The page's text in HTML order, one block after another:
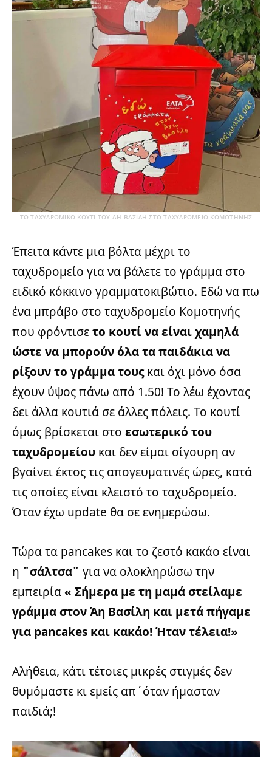
ΤΟ ΤΑΧΥΔΡΟΜΙΚΟ ΚΟΥΤΙ ΤΟΥ ΑΗ ΒΑΣΙΛΗ ΣΤΟ ΤΑΧΥΔΡΟΜΕΙΟ ΚΟΜΟΤΗΝΗΣ
Έπειτα κάντε μια βόλτα μέχρι το
ταχυδρομείο για να βάλετε το γράμμα στο
ειδικό κόκκινο γραμματοκιβώτιο. Εδώ να πω
ένα μπράβο στο ταχυδρομείο Κομοτηνής
που φρόντισετο κουτί να είναι χαμηλά
ώστε να μπορούν όλα τα παιδάκια να
ρίξουν το γράμμα τουςκαι όχι μόνο όσα
έχουν ύψος πάνω από 1.50! Το λέω έχοντας
δει άλλα κουτιά σε άλλες πόλεις. Το κουτί
όμως βρίσκεται στο εσωτερικό του
ταχυδρομείου και δεν είμαι σίγουρη αν
βγαίνει έκτος τις απογευματινές ώρες, κατά
τις οποίες είναι κλειστό το ταχυδρομείο.
Όταν έχω update θα σε ενημερώσω.
Τώρα τα pancakes και το ζεστό κακάο είναι
η ¨σάλτσα¨ για να ολοκληρώσω την
εμπειρία« Σήμερα με τη μαμά στείλαμε
γράμμα στον Άη Βασίλη και μετά πήγαμε
για pancakes και κακάο! Ήταν τέλεια!»
Αλήθεια, κάτι τέτοιες μικρές στιγμές δεν
θυμόμαστε κι εμείς απ΄όταν ήμασταν
παιδιά;!